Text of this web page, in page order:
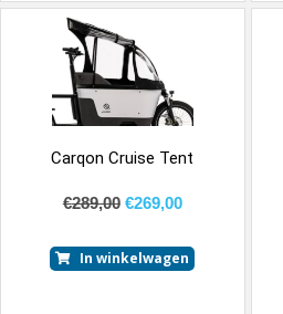
Carqon Cruise Tent
€289,00 €269,00
In winkelwagen